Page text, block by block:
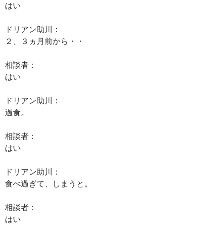
はい
ドリアン助川：
２、３ヵ月前から・・
相談者：
はい
ドリアン助川：
過食。
相談者：
はい
ドリアン助川：
食べ過ぎて、しまうと。
相談者：
はい